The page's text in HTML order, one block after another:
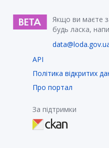
Якщо ви маєте
будь ласка,
API
Політика відкритих
Про портал
За підтримки